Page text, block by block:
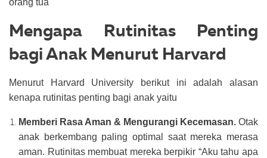
orang tua
Mengapa Rutinitas Penting
bagi Anak Menurut Harvard
Menurut Harvard University berikut ini adalah alasan
kenapa rutinitas penting bagi anak yaitu
Memberi Rasa Aman & Mengurangi Kecemasan. Otak
anak berkembang paling optimal saat mereka merasa
aman. Rutinitas membuat mereka berpikir “Aku tahu apa